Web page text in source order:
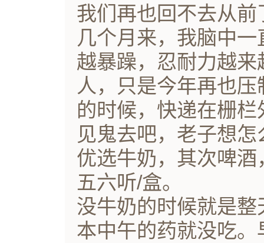
我们再也回不去从
几个月来，我脑中
越暴躁，忍耐力越
人，只是今年再也
的时候，快递在栅
见鬼去吧，老子想
优选牛奶，其次啤
五六听/盒。
没牛奶的时候就是
本中午的药就没吃